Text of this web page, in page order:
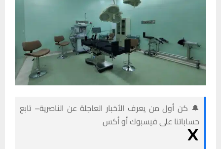
🔔 كن أول من يعرف الأخبار العاجلة عن الناصرية– تابع
حساباتنا على فيسبوك أو أكس